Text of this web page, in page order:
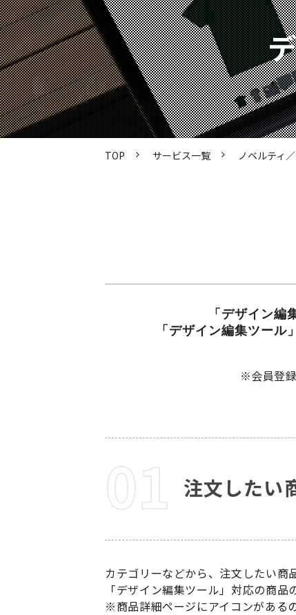
TOP サービス一覧 ノベルティ
「デザイン編
「デザイン編集ツー
※会員登録
注文したい
カテゴリーなどから、注文したい商
「デザイン編集ツール」対応の商品
※商品詳細ページにアイコンがある